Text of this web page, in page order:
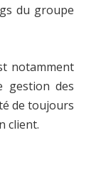
du groupe
notamment
gestion des
de toujours
client.